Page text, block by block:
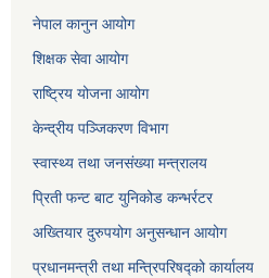
नेपाल कानुन आयोग
शिक्षक सेवा आयोग
राष्ट्रिय योजना आयोग
केन्द्रीय पञ्जिकरण विभाग
स्वास्थ्य तथा जनसंख्या मन्त्रालय
प्रिती फन्ट बाट युनिकोड कन्भर्रटर
अख्तियार दुरुपयोग अनुसन्धान आयोग
प्रधानमन्त्री तथा मन्त्रिपरिषद्को कार्यालय